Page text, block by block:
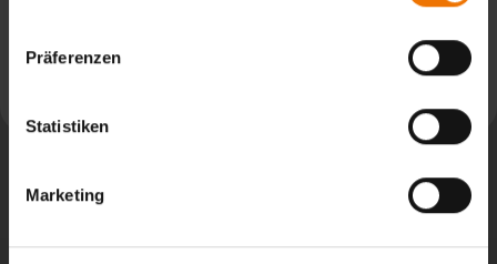
Präferenzen
Statistiken
Marketing